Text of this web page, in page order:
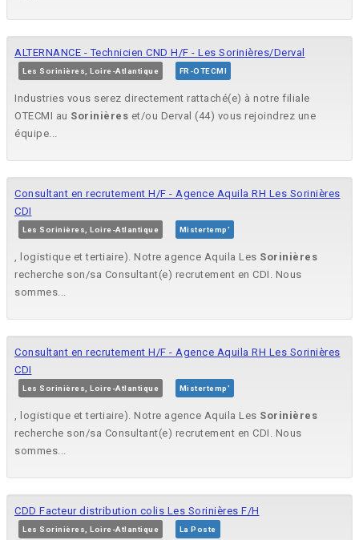
ALTERNANCE - Technicien CND H/F - Les Sorinières/Derval
Les Sorinières, Loire-Atlantique FR-OTECMI
Industries vous serez directement rattaché(e) à notre filiale
OTECMI au Sorinières et/ou Derval (44) vous rejoindrez une
équipe...
Consultant en recrutement H/F - Agence Aquila RH Les Sorinières
CDI
Les Sorinières, Loire-Atlantique Mistertemp'
, logistique et tertiaire). Notre agence Aquila Les Sorinières
recherche son/sa Consultant(e) recrutement en CDI. Nous
sommes...
Consultant en recrutement H/F - Agence Aquila RH Les Sorinières
CDI
Les Sorinières, Loire-Atlantique Mistertemp'
, logistique et tertiaire). Notre agence Aquila Les Sorinières
recherche son/sa Consultant(e) recrutement en CDI. Nous
sommes...
CDD Facteur distribution colis Les Sorinières F/H
Les Sorinières, Loire-Atlantique La Poste